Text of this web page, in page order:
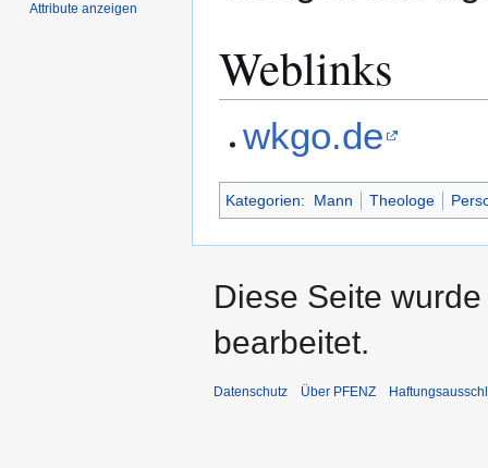
Weblinks
wkgo.de
Kategorien: Mann Theologe
Attribute anzeigen
Diese Seite
bearbeitet.
Datenschutz Über PFENZ